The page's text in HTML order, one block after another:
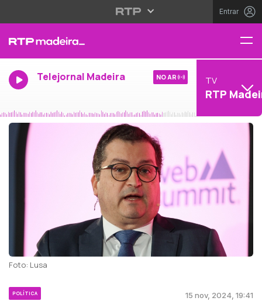
Entrar
Telejornal Madeira NO AR TV
RTP
Foto: Lusa
POLÍTICA 15 nov, 2024, 19:41